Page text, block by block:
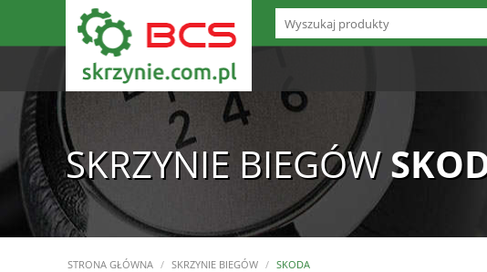
SKRZYNIE BIEGÓW
STRONA GŁÓWNA / SKRZYNIE BIEGÓW / SKODA